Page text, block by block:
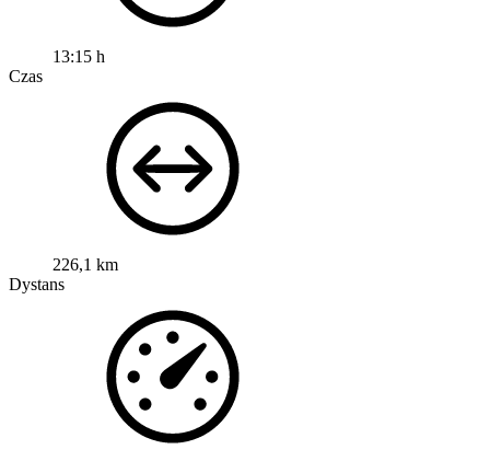
13:15 h
Czas
226,1 km
Dystans